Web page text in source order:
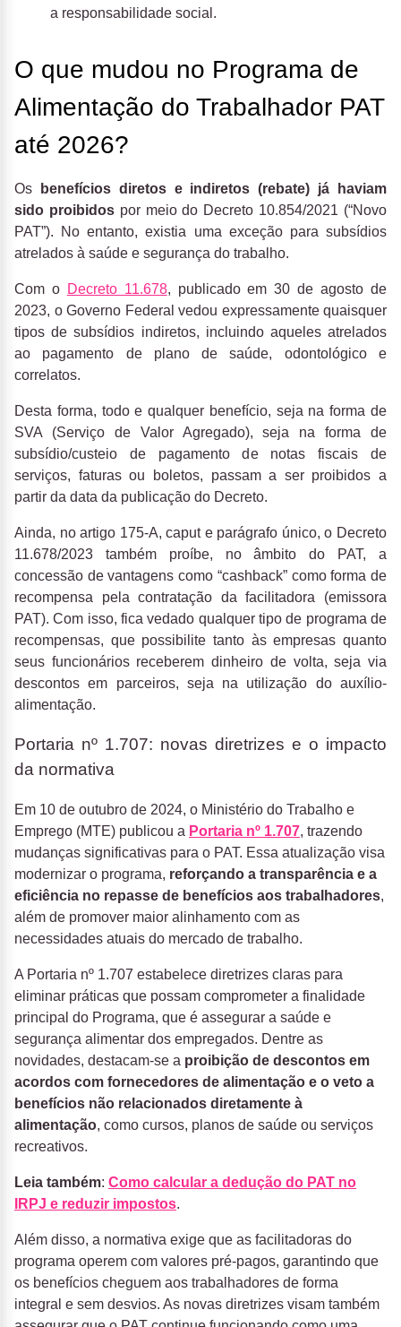
a responsabilidade social.
O que mudou no Programa de
Alimentação do Trabalhador PAT
até 2026?
Os
benefícios diretos e indiretos (rebate) já haviam
sido proibidospor meio do Decreto 10.854/2021 (“Novo
PAT”). No entanto, existia uma exceção para subsídios
atrelados à saúde e segurança do trabalho.
Com o Decreto 11.678, publicado em 30 de agosto de
2023, o Governo Federal vedou expressamente quaisquer
tipos de subsídios indiretos, incluindo aqueles atrelados
ao pagamento de plano de saúde, odontológico e
correlatos.
Desta forma, todo e qualquer benefício, seja na forma de
SVA (Serviço de Valor Agregado), seja na forma de
subsídio/custeio de pagamento de notas fiscais de
serviços, faturas ou boletos, passam a ser proibidos a
partir da data da publicação do Decreto.
Ainda, no artigo 175-A, caput e parágrafo único, o Decreto
11.678/2023 também proíbe, no âmbito do PAT, a
concessão de vantagens como “cashback” como forma de
recompensa pela contratação da facilitadora (emissora
PAT). Com isso, fica vedado qualquer tipo de programa de
recompensas, que possibilite tanto às empresas quanto
seus funcionários receberem dinheiro de volta, seja via
descontos em parceiros, seja na utilização do auxílio-
alimentação.
Portaria nº 1.707: novas diretrizes e o impacto
da normativa
Em 10 de outubro de 2024, o Ministério do Trabalho e
Emprego (MTE) publicou a Portaria nº 1.707, trazendo
mudanças significativas para o PAT. Essa atualização visa
modernizar o programa, reforçando a transparência e a
eficiência no repasse de benefícios aos trabalhadores,
além de promover maior alinhamento com as
necessidades atuais do mercado de trabalho.
A Portaria nº 1.707 estabelece diretrizes claras para
eliminar práticas que possam comprometer a finalidade
principal do Programa, que é assegurar a saúde e
segurança alimentar dos empregados. Dentre as
novidades, destacam-se a proibição de descontos em
acordos com fornecedores de alimentação e o veto a
benefícios não relacionados diretamente à
alimentação, como cursos, planos de saúde ou serviços
recreativos.
Leia também: Como calcular a dedução do PAT no
IRPJ e reduzir impostos.
Além disso, a normativa exige que as facilitadoras do
programa operem com valores pré-pagos, garantindo que
os benefícios cheguem aos trabalhadores de forma
integral e sem desvios. As novas diretrizes visam também